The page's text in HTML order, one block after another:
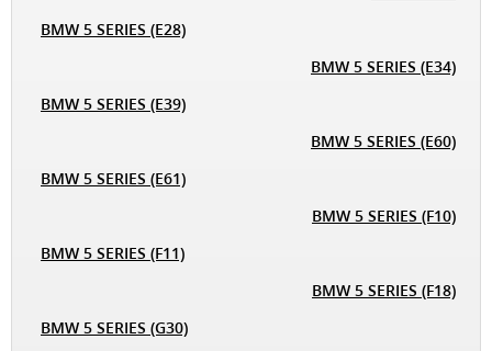
BMW 5 SERIES (E28)
BMW 5 SERIES (E34)
BMW 5 SERIES (E39)
BMW 5 SERIES (E60)
BMW 5 SERIES (E61)
BMW 5 SERIES (F10)
BMW 5 SERIES (F11)
BMW 5 SERIES (F18)
BMW 5 SERIES (G30)